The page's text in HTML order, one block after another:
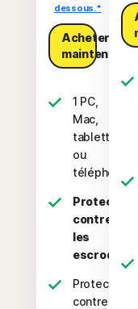
dessous.*
Acheter
maintenant​
1 PC,
Mac,
tablette
ou
téléphone
Protection
contre
les
Protection
contre